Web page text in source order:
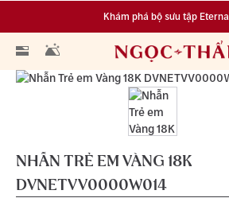
Khám phá bộ sưu tập
Đa dạng lựa chọn tích luỹ từ 0.1 chỉ
NHẪN TRẺ EM VÀNG 18K
DVNETVV0000W014